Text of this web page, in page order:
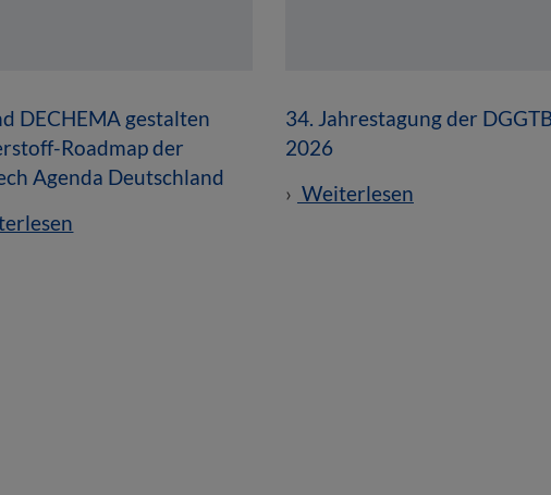
DECHEMA gestalten
Roadmap der
Agenda Deutschland
34. Jahrestagung der
2026
Weiterlesen